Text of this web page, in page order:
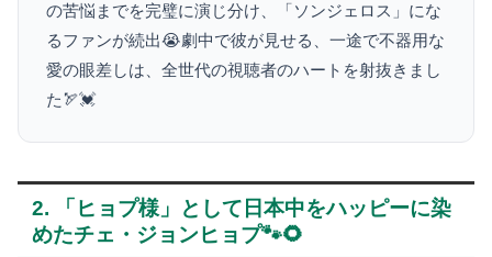
の苦悩までを完璧に演じ分け、「ソンジェロス」にな
るファンが続出😭劇中で彼が見せる、一途で不器用な
愛の眼差しは、全世代の視聴者のハートを射抜きまし
た🏹💓
2. 「ヒョプ様」として日本中をハッピーに染
めたチェ・ジョンヒョプ🐾🌻